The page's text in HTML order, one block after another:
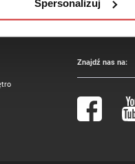
Spersonalizuj
Znajdź nas na: